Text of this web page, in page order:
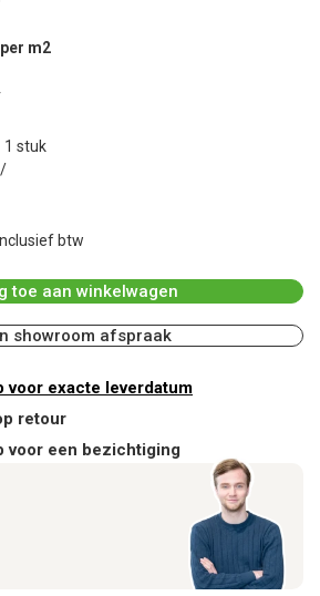
per m2
1 stuk
btw
toe aan winkelwagen
showroom afspraak
voor exacte leverdatum
retour
voor een bezichtiging